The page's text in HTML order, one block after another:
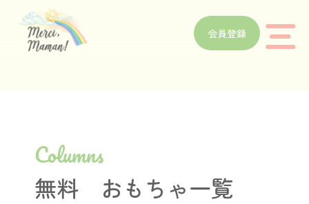
会員登録
Columns
無料 おもちゃ一覧